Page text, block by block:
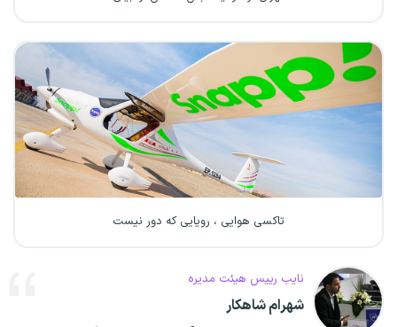
تاکسی هوایی ، رویایی که دور نیست
نایب رییس هیئت مدیره
شهرام شاهکار